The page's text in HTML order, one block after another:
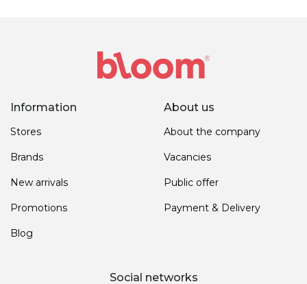
Information
Stores
Brands
New arrivals
Promotions
Blog
About us
About the company
Vacancies
Public offer
Payment & Delivery
Social networks